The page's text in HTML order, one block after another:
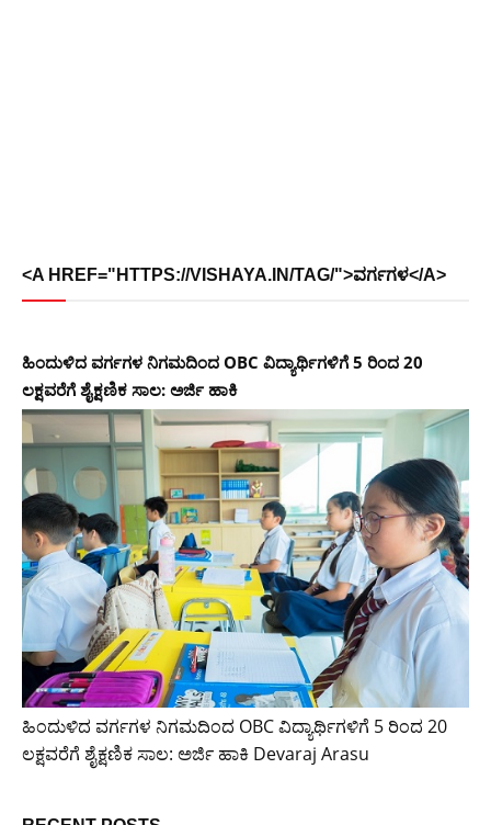
<A HREF="HTTPS://VISHAYA.IN/TAG/">ವರ್ಗಗಳ</A>
ಹಿಂದುಳಿದ ವರ್ಗಗಳ ನಿಗಮದಿಂದ OBC ವಿದ್ಯಾರ್ಥಿಗಳಿಗೆ 5 ರಿಂದ 20
ಲಕ್ಷವರೆಗೆ ಶೈಕ್ಷಣಿಕ ಸಾಲ: ಅರ್ಜಿ ಹಾಕಿ
ಹಿಂದುಳಿದ ವರ್ಗಗಳ ನಿಗಮದಿಂದ OBC ವಿದ್ಯಾರ್ಥಿಗಳಿಗೆ 5 ರಿಂದ 20
ಲಕ್ಷವರೆಗೆ ಶೈಕ್ಷಣಿಕ ಸಾಲ: ಅರ್ಜಿ ಹಾಕಿ Devaraj Arasu